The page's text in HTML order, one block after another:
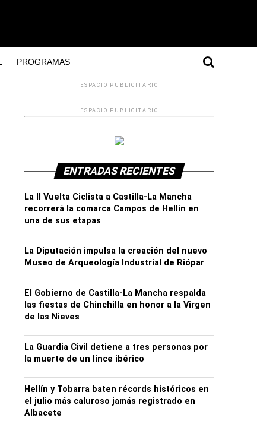
PROGRAMAS
ESPACIO PUBLICITARIO
ESPACIO PUBLICITARIO
ENTRADAS RECIENTES
La II Vuelta Ciclista a Castilla-La Mancha
recorrerá la comarca Campos de Hellín en
una de sus etapas
La Diputación impulsa la creación del nuevo
Museo de Arqueología Industrial de Riópar
El Gobierno de Castilla-La Mancha respalda
las fiestas de Chinchilla en honor a la Virgen
de las Nieves
La Guardia Civil detiene a tres personas por
la muerte de un lince ibérico
Hellín y Tobarra baten récords históricos en
el julio más caluroso jamás registrado en
Albacete